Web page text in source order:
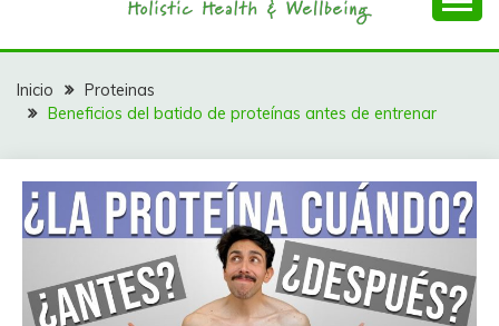
VITALY 4 LIFE
Inicio
Proteinas
Beneficios del batido de proteínas antes de entrenar